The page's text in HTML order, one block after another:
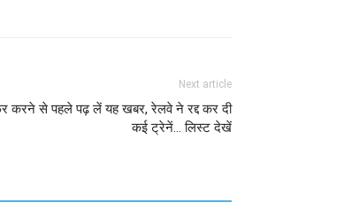
Next article
करने से पहले पढ़ लें यह खबर, रेलवे ने रद्द कर दी
कई ट्रेनें… लिस्ट देखें